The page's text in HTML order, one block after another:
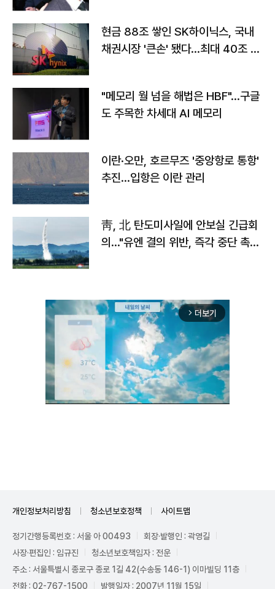
현금 88조 쌓인 SK하이닉스, 국내
채권시장 '큰손' 됐다…최대 40조 투
"메모리 월 넘을 해법은 HBF"…구글
도 주목한 차세대 AI 메모리
이란·오만, 호르무즈 '중앙항로 통항'
추진…입항은 이란 관리
靑, 北 탄도미사일에 안보실 긴급회
의…"유엔 결의 위반, 즉각 중단 촉
arrow_forward_ios 더보기
개인정보처리방침 청소년보호정책 사이트맵
정기간행등록번호 : 서울 아 00493
회장·발행인 : 곽영길
사장·편집인 : 임규진
청소년보호책임자 : 전운
주소 : 서울특별시 종로구 종로 1길 42(수송동 146-1) 이마빌딩 11층
전화 : 02-767-1500
발행일자 : 2007년 11월 15일